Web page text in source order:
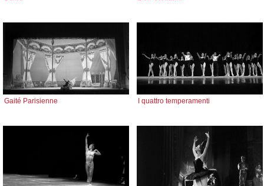
Gaité Parisienne I quattro temperamenti